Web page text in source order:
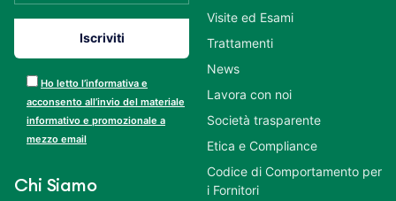
Ho letto l’informativa e
acconsento all’invio del materiale
informativo e promozionale a
mezzo email
Chi Siamo
Visite ed Esami
Trattamenti
News
Lavora con noi
Società trasparente
Etica e Compliance
Codice di Comportamento per
i Fornitori